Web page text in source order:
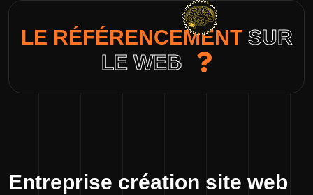
LE RÉFÉRENCEMENT SUR
LE WEB
Entreprise création site web